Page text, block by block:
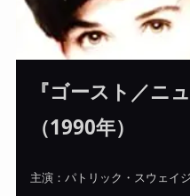
『ゴースト／ニ
（1990年）
主演：パトリック・スウェイ